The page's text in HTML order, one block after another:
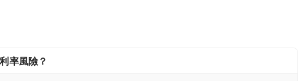
率風險？